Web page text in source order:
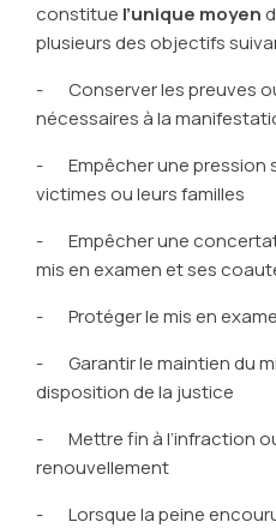
constitue l’unique moyen
plusieurs des objectifs
- Conserver les preuves
nécessaires à la
- Empêcher une pression
victimes ou leurs familles
- Empêcher une
mis en examen et ses
- Protéger le mis en
- Garantir le maintien du
disposition de la justice
- Mettre fin à l’infraction
renouvellement
- Lorsque la peine